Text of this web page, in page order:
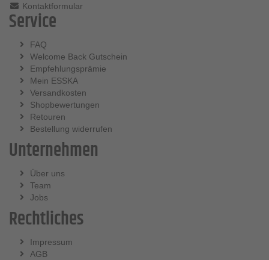
Kontaktformular
Service
FAQ
Welcome Back Gutschein
Empfehlungsprämie
Mein ESSKA
Versandkosten
Shopbewertungen
Retouren
Bestellung widerrufen
Unternehmen
Über uns
Team
Jobs
Rechtliches
Impressum
AGB